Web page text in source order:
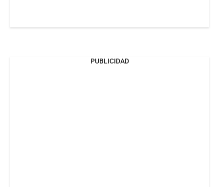
PUBLICIDAD